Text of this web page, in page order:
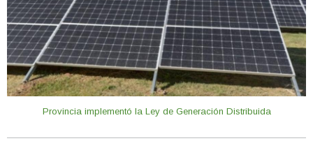
Provincia implementó la Ley de Generación Distribuida